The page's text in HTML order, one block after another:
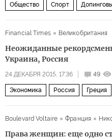
Общество Спорт
Financial Times Великобритания
Неожиданные
Украина, Россия
24 ДЕКАБРЯ 2015, 17:36 49
Экономика Россия Греция
Boulevard Voltaire Франция
Права женщин: еще одно